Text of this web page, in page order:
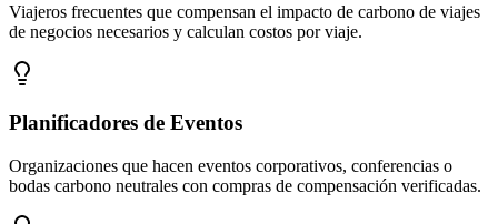
Viajeros frecuentes que compensan el impacto de carbono de viajes
de negocios necesarios y calculan costos por viaje.
Planificadores de Eventos
Organizaciones que hacen eventos corporativos, conferencias o
bodas carbono neutrales con compras de compensación verificadas.